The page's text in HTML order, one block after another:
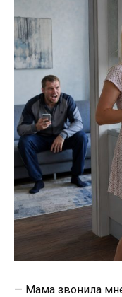
— Мама звонила